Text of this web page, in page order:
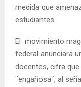
medida que
estudiantes.
El movimiento
federal anunciara
docentes, cifra
¨engañosa¨, al